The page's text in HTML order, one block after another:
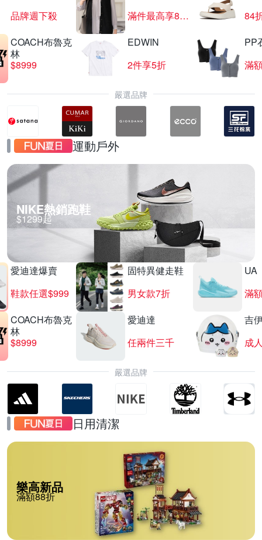
滿1件享82折
品牌週下殺
滿件最高享85折
84
COACH布魯克
林
$8999
EDWIN
2件享5折
PP
滿
嚴選品牌
運動戶外
NIKE熱銷跑鞋
$1299起
愛迪達爆賣
鞋款任選$999
固特異健走鞋
男女款7折
UA
滿
COACH布魯克
林
$8999
愛迪達
任兩件三千
吉
嚴選品牌
日用清潔
樂高新品
滿額88折